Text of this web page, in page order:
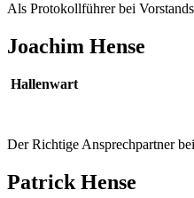
Als Protokollführer bei
Joachim Hense
Hallenwart
Der Richtige Ansprechpartner
Patrick Hense